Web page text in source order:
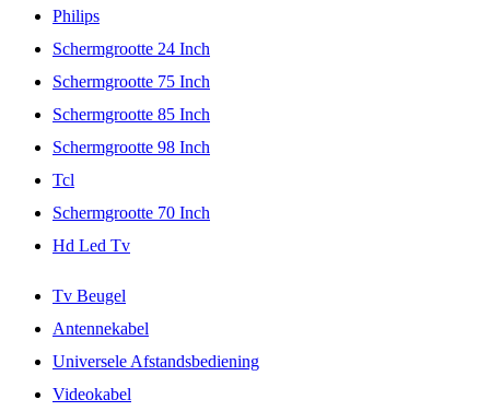
Philips
Schermgrootte 24 Inch
Schermgrootte 75 Inch
Schermgrootte 85 Inch
Schermgrootte 98 Inch
Tcl
Schermgrootte 70 Inch
Hd Led Tv
Tv Beugel
Antennekabel
Universele Afstandsbediening
Videokabel